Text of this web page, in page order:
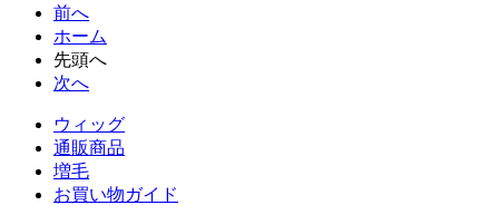
前へ
ホーム
先頭へ
次へ
ウィッグ
通販商品
増毛
お買い物ガイド